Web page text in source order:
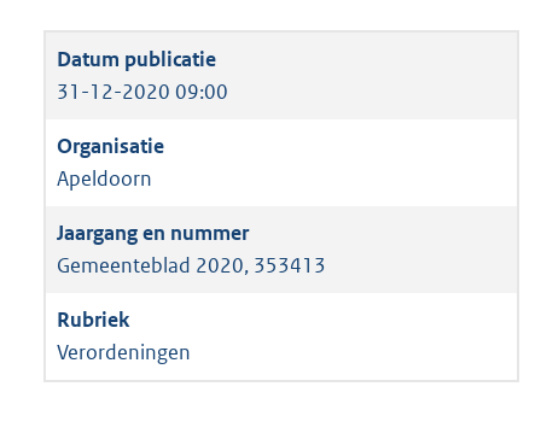
31-12-2020 09:00
Apeldoorn
Gemeenteblad 2020, 353413
Verordeningen